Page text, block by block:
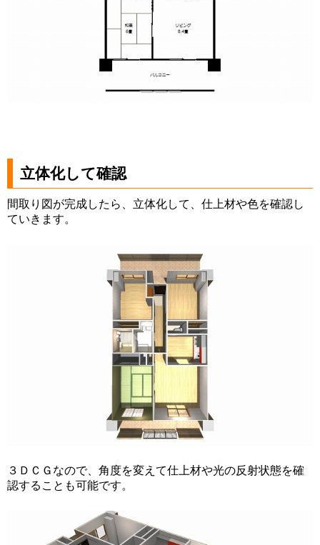
立体化して確認
間取り図が完成したら、立体化して、仕上材や色を確認し
ていきます。
３ＤＣＧなので、角度を変えて仕上材や光の反射状態を確
認することも可能です。